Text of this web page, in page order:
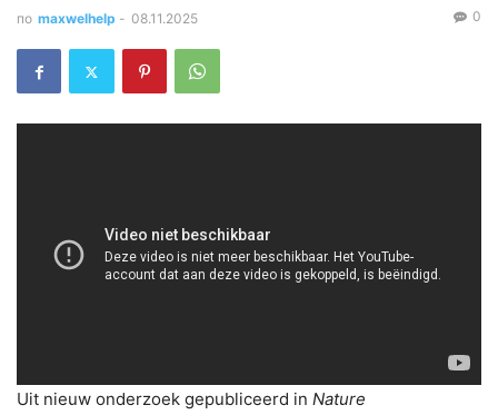
по maxwelhelp - 08.11.2025 0
Uit nieuw onderzoek gepubliceerd in Nature